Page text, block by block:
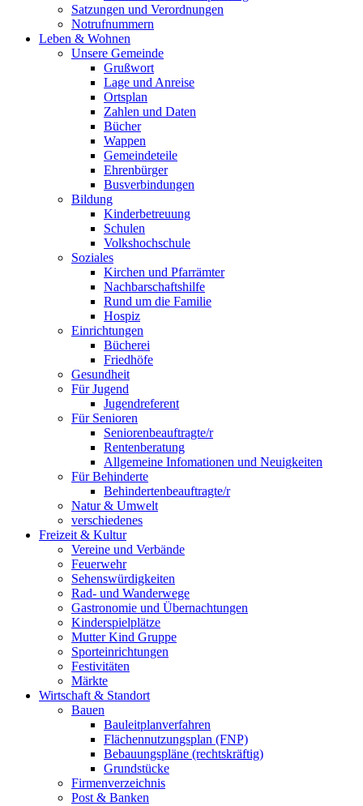
Satzungen und Verordnungen
Notrufnummern
Leben & Wohnen
Unsere Gemeinde
Grußwort
Lage und Anreise
Ortsplan
Zahlen und Daten
Bücher
Wappen
Gemeindeteile
Ehrenbürger
Busverbindungen
Bildung
Kinderbetreuung
Schulen
Volkshochschule
Soziales
Kirchen und Pfarrämter
Nachbarschaftshilfe
Rund um die Familie
Hospiz
Einrichtungen
Bücherei
Friedhöfe
Gesundheit
Für Jugend
Jugendreferent
Für Senioren
Seniorenbeauftragte/r
Rentenberatung
Allgemeine Infomationen und Neuigkeiten
Für Behinderte
Behindertenbeauftragte/r
Natur & Umwelt
verschiedenes
Freizeit & Kultur
Vereine und Verbände
Feuerwehr
Sehenswürdigkeiten
Rad- und Wanderwege
Gastronomie und Übernachtungen
Kinderspielplätze
Mutter Kind Gruppe
Sporteinrichtungen
Festivitäten
Märkte
Wirtschaft & Standort
Bauen
Bauleitplanverfahren
Flächennutzungsplan (FNP)
Bebauungspläne (rechtskräftig)
Grundstücke
Firmenverzeichnis
Post & Banken